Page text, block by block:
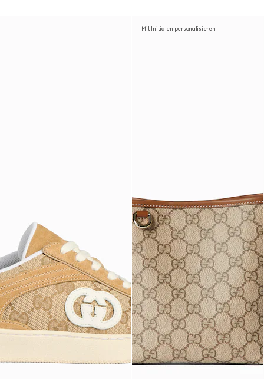
Mit Initialen personalisieren